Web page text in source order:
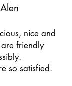
nice and
friendly
so satisfied.